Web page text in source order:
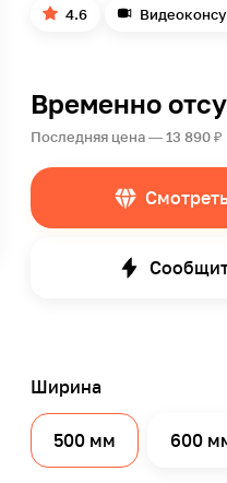
4.6
Временно
Последняя цена — 13 890 ₽
Ширина
500 мм 600